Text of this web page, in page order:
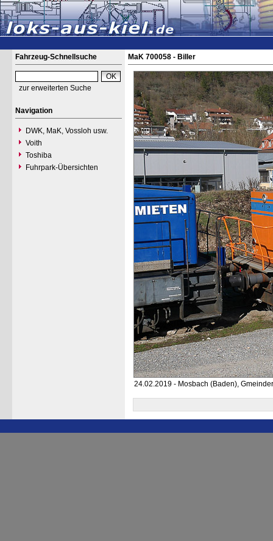
Fahrzeug-Schnellsuche
zur erweiterten Suche
Navigation
DWK, MaK, Vossloh usw.
Voith
Toshiba
Fuhrpark-Übersichten
MaK 700058 - Biller
24.02.2019 - Mosbach (Baden), Gmeinder